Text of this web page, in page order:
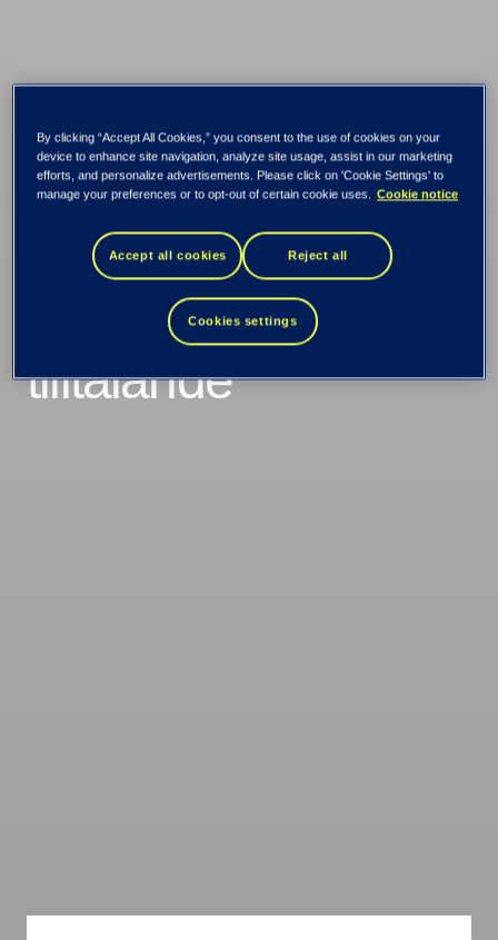
"Intressanta projekt
och olika tekniker
gjorde TietoEVRY
tilltalande"
By clicking “Accept All Cookies,” you consent to the use of cookies on your
device to enhance site navigation, analyze site usage, assist in our marketing
efforts, and personalize advertisements. Please click on 'Cookie Settings' to
manage your preferences or to opt-out of certain cookie uses. Cookie notice
Accept all cookies Reject all
Cookies settings